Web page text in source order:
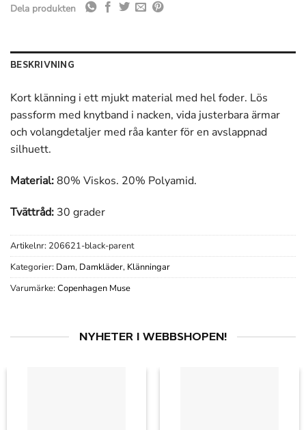
Dela produkten
BESKRIVNING
Kort klänning i ett mjukt material med hel foder. Lös
passform med knytband i nacken, vida justerbara ärmar
och volangdetaljer med råa kanter för en avslappnad
silhuett.
Material:80% Viskos. 20% Polyamid.
Tvättråd: 30 grader
Artikelnr: 206621-black-parent
Kategorier: Dam, Damkläder, Klänningar
Varumärke:Copenhagen Muse
NYHETER I WEBBSHOPEN!